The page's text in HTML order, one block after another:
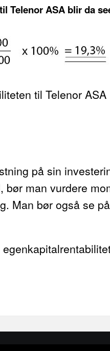
Telenor ASA blir da
til Telenor ASA
på sin
man vurdere
Man bør også se